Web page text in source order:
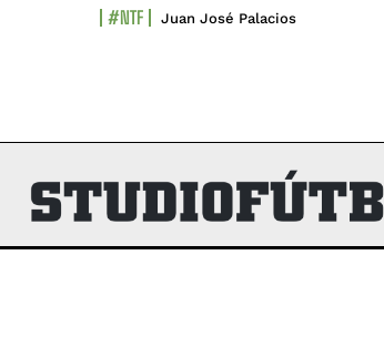
#NTF Juan José Palacios